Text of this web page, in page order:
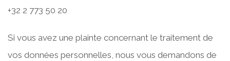
+32 2 773 50 20
Si vous avez une plainte concernant le traitement de
vos données personnelles, nous vous demandons de